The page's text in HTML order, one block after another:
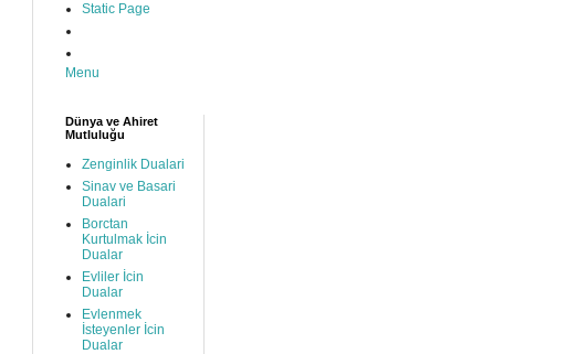
Static Page
Menu
Dünya ve Ahiret
Mutluluğu
Zenginlik Dualari
Sinav ve Basari
Dualari
Borctan
Kurtulmak İcin
Dualar
Evliler İcin
Dualar
Evlenmek
İsteyenler İcin
Dualar